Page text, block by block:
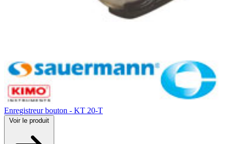
Enregistreur bouton - KT 20-T
Voir le produit